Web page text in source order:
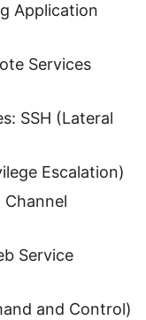
Application
Services
SSH (Lateral
Escalation)
Service
and Control)